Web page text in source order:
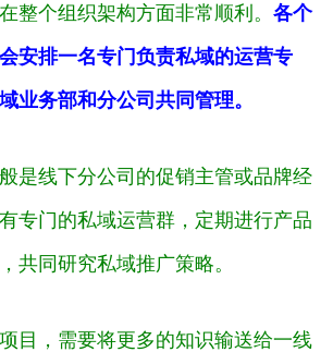
整个组织架构方面非常顺利。 各个
安排一名专门负责私域的运营专
业务部和分公司共同管理。
是线下分公司的促销主管或品牌经
专门的私域运营群，定期进行产品
共同研究私域推广策略。
目，需要将更多的知识输送给一线